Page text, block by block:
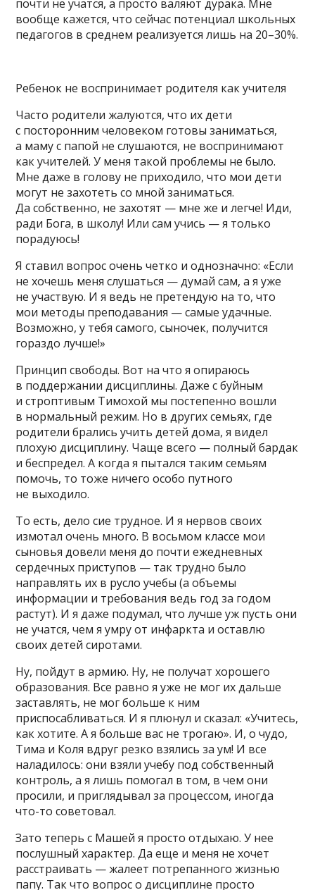
почти не учатся, а просто валяют дурака. Мне
вообще кажется, что сейчас потенциал школьных
педагогов в среднем реализуется лишь на 20–30%.
Ребенок не воспринимает родителя как учителя
Часто родители жалуются, что их дети
с посторонним человеком готовы заниматься,
а маму с папой не слушаются, не воспринимают
как учителей. У меня такой проблемы не было.
Мне даже в голову не приходило, что мои дети
могут не захотеть со мной заниматься.
Да собственно, не захотят — мне же и легче! Иди,
ради Бога, в школу! Или сам учись — я только
порадуюсь!
Я ставил вопрос очень четко и однозначно: «Если
не хочешь меня слушаться — думай сам, а я уже
не участвую. И я ведь не претендую на то, что
мои методы преподавания — самые удачные.
Возможно, у тебя самого, сыночек, получится
гораздо лучше!»
Принцип свободы. Вот на что я опираюсь
в поддержании дисциплины. Даже с буйным
и строптивым Тимохой мы постепенно вошли
в нормальный режим. Но в других семьях, где
родители брались учить детей дома, я видел
плохую дисциплину. Чаще всего — полный бардак
и беспредел. А когда я пытался таким семьям
помочь, то тоже ничего особо путного
не выходило.
То есть, дело сие трудное. И я нервов своих
измотал очень много. В восьмом классе мои
сыновья довели меня до почти ежедневных
сердечных приступов — так трудно было
направлять их в русло учебы (а объемы
информации и требования ведь год за годом
растут). И я даже подумал, что лучше уж пусть они
не учатся, чем я умру от инфаркта и оставлю
своих детей сиротами.
Ну, пойдут в армию. Ну, не получат хорошего
образования. Все равно я уже не мог их дальше
заставлять, не мог больше к ним
приспосабливаться. И я плюнул и сказал: «Учитесь,
как хотите. А я больше вас не трогаю». И, о чудо,
Тима и Коля вдруг резко взялись за ум! И все
наладилось: они взяли учебу под собственный
контроль, а я лишь помогал в том, в чем они
просили, и приглядывал за процессом, иногда
что-то советовал.
Зато теперь с Машей я просто отдыхаю. У нее
послушный характер. Да еще и меня не хочет
расстраивать — жалеет потрепанного жизнью
папу. Так что вопрос о дисциплине просто